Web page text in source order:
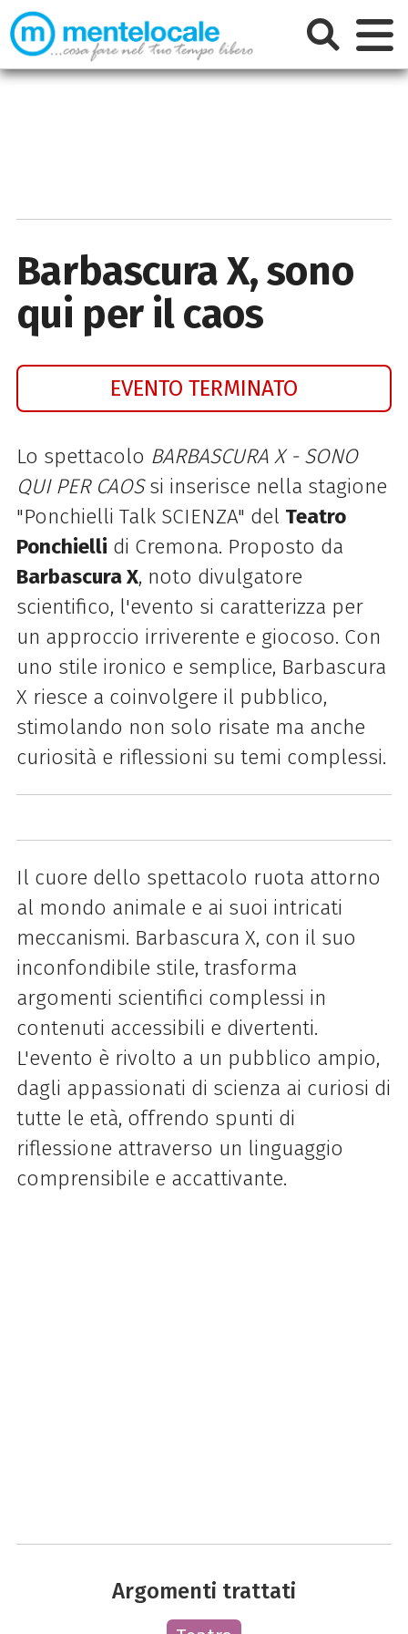
Barbascura X, sono
qui per il caos
EVENTO TERMINATO
Lo spettacolo BARBASCURA X - SONO
QUI PER CAOSsi inserisce nella stagione
"Ponchielli Talk SCIENZA" del Teatro
Ponchielli di Cremona. Proposto da
Barbascura X, noto divulgatore
scientifico, l'evento si caratterizza per
un approccio irriverente e giocoso. Con
uno stile ironico e semplice, Barbascura
X riesce a coinvolgere il pubblico,
stimolando non solo risate ma anche
curiosità e riflessioni su temi complessi.
Il cuore dello spettacolo ruota attorno
al mondo animale e ai suoi intricati
meccanismi. Barbascura X, con il suo
inconfondibile stile, trasforma
argomenti scientifici complessi in
contenuti accessibili e divertenti.
L'evento è rivolto a un pubblico ampio,
dagli appassionati di scienza ai curiosi di
tutte le età, offrendo spunti di
riflessione attraverso un linguaggio
comprensibile e accattivante.
Argomenti trattati